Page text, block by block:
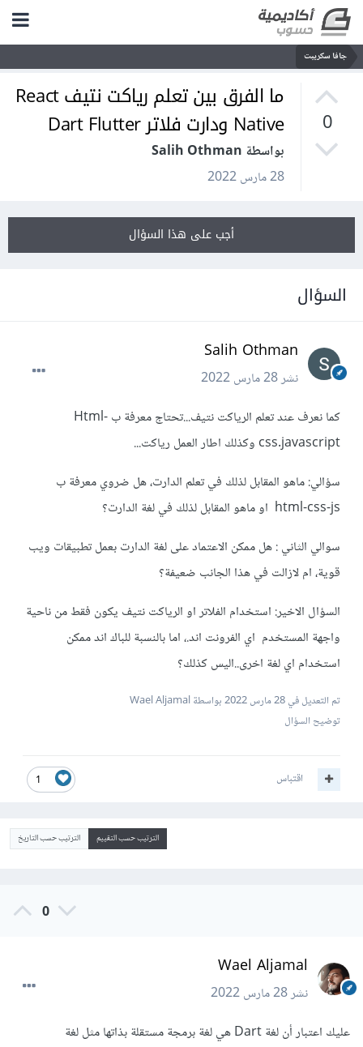
جافا سكريبت
0
ما الفرق بين تعلم رياكت نتيف React
Native ودارت فلاتر Dart Flutter
بواسطة Salih Othman
28 مارس 2022
أجب على هذا السؤال
السؤال
Salih Othman
نشر28 مارس 2022
كما نعرف عند تعلم الرياكت نتيف...تحتاج معرفة ب Html-
css.javascript وكذلك اطار العمل رياكت...
سؤالي: ماهو المقابل لذلك في تعلم الدارت، هل ضروي معرفة ب
html-css-js او ماهو المقابل لذلك في لغة الدارت؟
سوالي الثاني : هل ممكن الاعتماد على لغة الدارت بعمل تطبيقات ويب
قوية، ام لازالت في هذا الجانب ضعيفة؟
السؤال الاخير: استخدام الفلاتر او الرياكت نتيف يكون فقط من ناحية
واجهة المستخدم اي الفرونت اند.، اما بالنسبة للباك اند ممكن
استخدام اي لغة اخرى..اليس كذلك؟
تم التعديل في28 مارس 2022
بواسطة Wael Aljamal
توضيح السؤال
1 اقتباس
الترتيب حسب التقييم الترتيب حسب التاريخ
0
Wael Aljamal
نشر28 مارس 2022
عليك اعتبار أن لغة Dart هي لغة برمجة مستقلة بذاتها مثل لغة